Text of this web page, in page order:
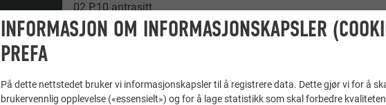
02 P.10 antrasitt
Hörmanseder GmbH
INFORMASJON OM INFORMASJONSKAPSLER
PREFA
På dette nettstedet bruker vi informasjonskapsler til å registrere data. Dette gjør vi for å
brukervennlig opplevelse («essensielt») og for å lage statistikk som skal forbedre